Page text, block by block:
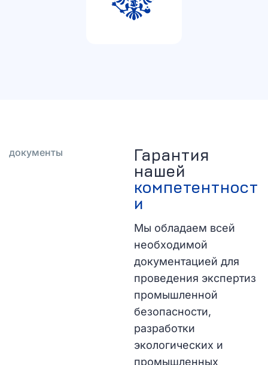
документы Гарантия
нашей
компетентност
и
Мы обладаем всей
необходимой
документацией для
проведения экспертиз
промышленной
безопасности,
разработки
экологических и
промышленных